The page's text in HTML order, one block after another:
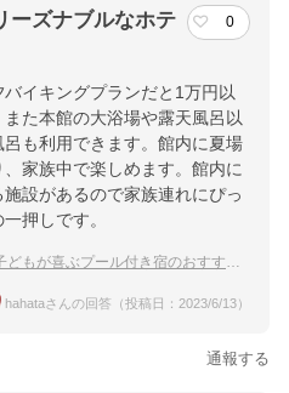
ーズナブルなホテ
0
イキングプランだと1万円以
た本館の大浴場や露天風呂以
も利用できます。館内に夏場
家族中で楽しめます。館内に
設があるので家族連れにぴっ
押しです。
もが喜ぶプール付き宿のおすすめは？
hahataさんの回答（投稿日：2023/6/13）
通報する